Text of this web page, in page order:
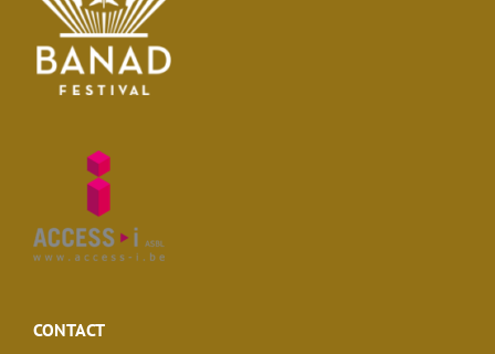
CONTACT